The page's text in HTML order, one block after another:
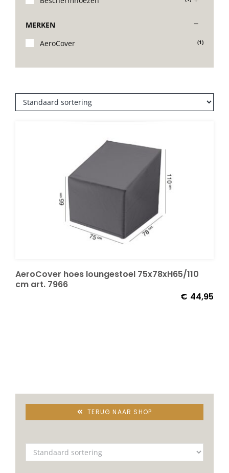
Deck Chairs + voetbanken
Buitenkleden
Onderhoud
Accessoires en Kado
MERKEN
AeroCover
(1)
AeroCover hoes loungestoel 75x78xH65/110
cm art. 7966
€ 44,95
TERUG NAAR SHOP